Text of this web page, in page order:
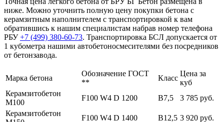
ниже. Можно уточнить полную цену покупки бетона с
керамзитным наполнителем с транспортировкой к вам
обратившись к нашим специалистам набрав номер телефона
РБУ+7 (499) 380-60-73. Транспортировка БСЛ допускается от
1 кубометра нашими автобетоносмесителями без посредников
от бетонзавода.
Марка бетона
Обозначение ГОСТ
**
Класс
Цена за
куб
Керамзитобетон
М100
F100 W4 D 1200 В7,5
3 785 руб.
Керамзитобетон
F100 W4 D 1400 В12,5 3 920 руб.